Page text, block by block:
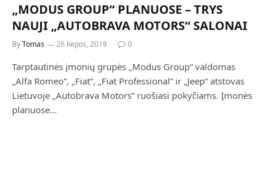
„MODUS GROUP“ PLANUOSE – TRYS
NAUJI „AUTOBRAVA MOTORS“ SALONAI
ByTomas 26 liepos, 2019 0
Tarptautinės įmonių grupės „Modus Group“ valdomas
„Alfa Romeo“, „Fiat“, „Fiat Professional“ ir „Jeep“ atstovas
Lietuvoje „Autobrava Motors“ ruošiasi pokyčiams. Įmonės
planuose…